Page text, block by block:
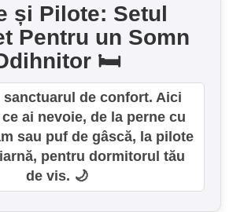
și Pilote: Setul
Pentru un Somn
🛏️
sanctuarul de confort. Aici
ai nevoie, de la perne cu
sau puf de gâscă, la pilote
pentru dormitorul tău
de vis. 🌙